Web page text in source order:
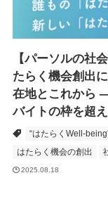
【パーソルの社
たらく機会創出
在地とこれから
バイトの枠を超
“はたらくWell-
はたらく機会の創出
2025.08.18